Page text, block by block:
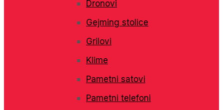
Dronovi
Gejming stolice
Grilovi
Klime
Pametni satovi
Pametni telefoni